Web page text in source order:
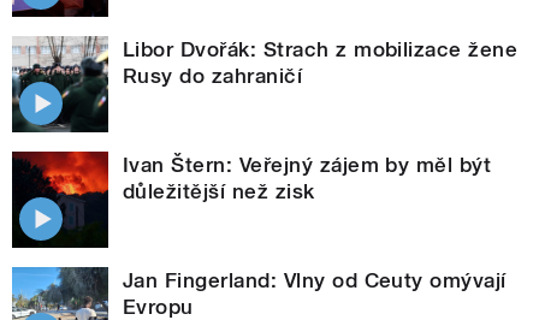
Libor Dvořák: Strach z mobilizace žene
Rusy do zahraničí
Ivan Štern: Veřejný zájem by měl být
důležitější než zisk
Jan Fingerland: Vlny od Ceuty omývají
Evropu